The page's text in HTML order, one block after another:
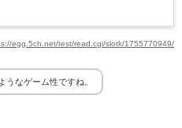
egg.5ch.net/test/read.cgi/slotk/1755770949/
うなゲーム性ですね。